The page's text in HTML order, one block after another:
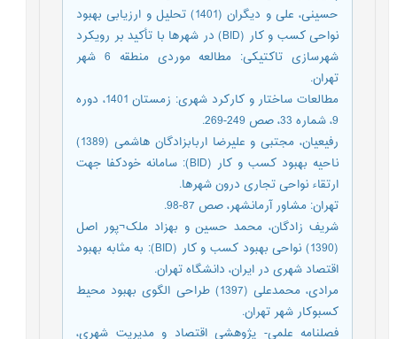
حسینی، علی و دیگران (1401) تحلیل و ارزیابی بهبود
نواحی کسب و کار (BID) در شهرها با تأکید بر رویکرد
شهرسازی تاکتیکی: مطالعه موردی منطقه 6 شهر
تهران.
مطالعات ساختار و کارکرد شهری: زمستان 1401، دوره
9، شماره 33، صص 249-269.
رفیعیان، مجتبی و علیرضا اربابزادگان هاشمی (1389)
ناحیه بهبود کسب و کار (BID): سامانه خودکفا جهت
ارتقاء نواحی تجاری درون شهرها.
تهران: مشاور آرمانشهر، صص 87-98.
شریف زادگان، محمد حسین و بهزاد ملک¬پور اصل
(1390) نواحی بهبود کسب و کار (BID): به مثابه بهبود
اقتصاد شهری در ایران، دانشگاه تهران.
مرادی، محمدعلی (1397) طراحی الگوی بهبود محیط
کسبوکار شهر تهران.
فصلنامه علمی- پژوهشی اقتصاد و مدیریت شهری،